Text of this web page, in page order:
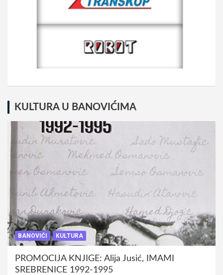
KULTURA U BANOVIĆIMA
BANOVIĆI KULTURA
PROMOCIJA KNJIGE: Alija Jusić, IMAMI
SREBRENICE 1992-1995